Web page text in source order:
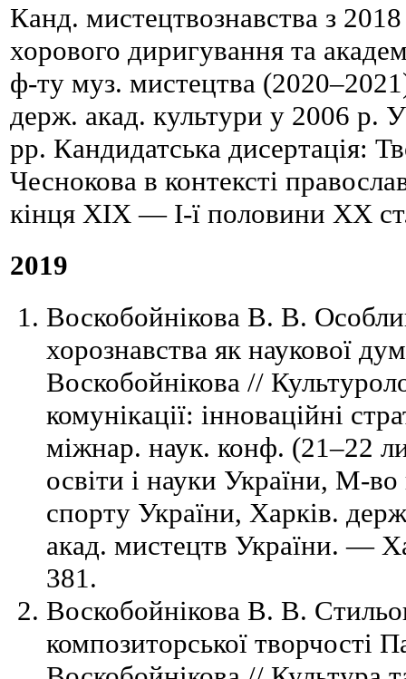
Канд. мистецтвознавства з
хорового диригування та
ф-ту муз. мистецтва
держ. акад. культури у 2006
рр. Кандидатська дисертація:
Чеснокова в контексті
кінця ХІХ — І-ї половини ХХ
2019
Воскобойнікова В. В.
хорознавства як наукової
Воскобойнікова //
комунікації: інноваційні
міжнар. наук. конф. (21–22
освіти і науки України, М-
спорту України, Харків.
акад. мистецтв України. —
381.
Воскобойнікова В. В.
композиторської творчості